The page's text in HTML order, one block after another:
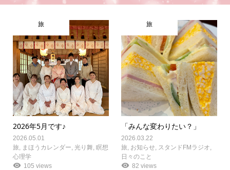
旅
2026年5月です♪
2026.05.01
旅
まほうカレンダー 光り舞 瞑想
心理学
105 views
旅
「みんな変わりたい？」
2026.03.22
旅 お知らせ スタンドFMラジオ
日々のこと
82 views